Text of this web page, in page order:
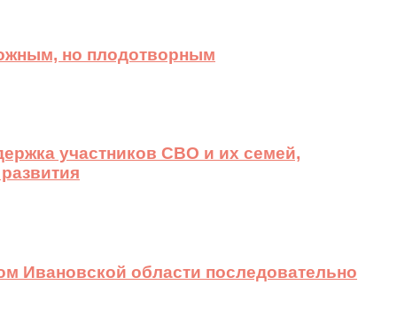
но плодотворным
участников СВО и их семей,
Ивановской области последовательно